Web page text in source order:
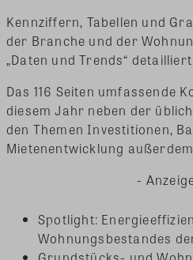
Kennziffern, Tabellen und
der Branche und der
„Daten und Trends“
Das 116 Seiten umfassende
diesem Jahr neben der
den Themen Investitionen,
Mietenentwicklung
-
Spotlight:
Wohnungsbestandes